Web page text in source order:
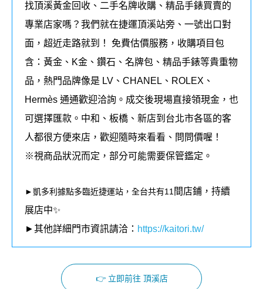
找頂溪黃金回收、二手名牌收購、精品手錶買賣的
專業店家嗎？我們就在捷運頂溪站旁、一號出口對
面，超近走路就到！ 免費估價服務，收購項目包
含：黃金、K金、鑽石、名牌包、精品手錶等貴重物
品，熱門品牌像是 LV、CHANEL、ROLEX、
Hermès 通通歡迎洽詢。成交後現場直接領現金，也
可選擇匯款。中和、板橋、新店到台北市各區的客
人都很方便來店，歡迎隨時來看看、問問價喔！
※視商品狀況而定，部分可能需要保管鑑定。
►凱多利據點多臨近捷運站，全台共有11間店鋪，持續
展店中✨
►其他詳細門市資訊請洽： https://kaitori.tw/
👉 立即前往 頂溪店